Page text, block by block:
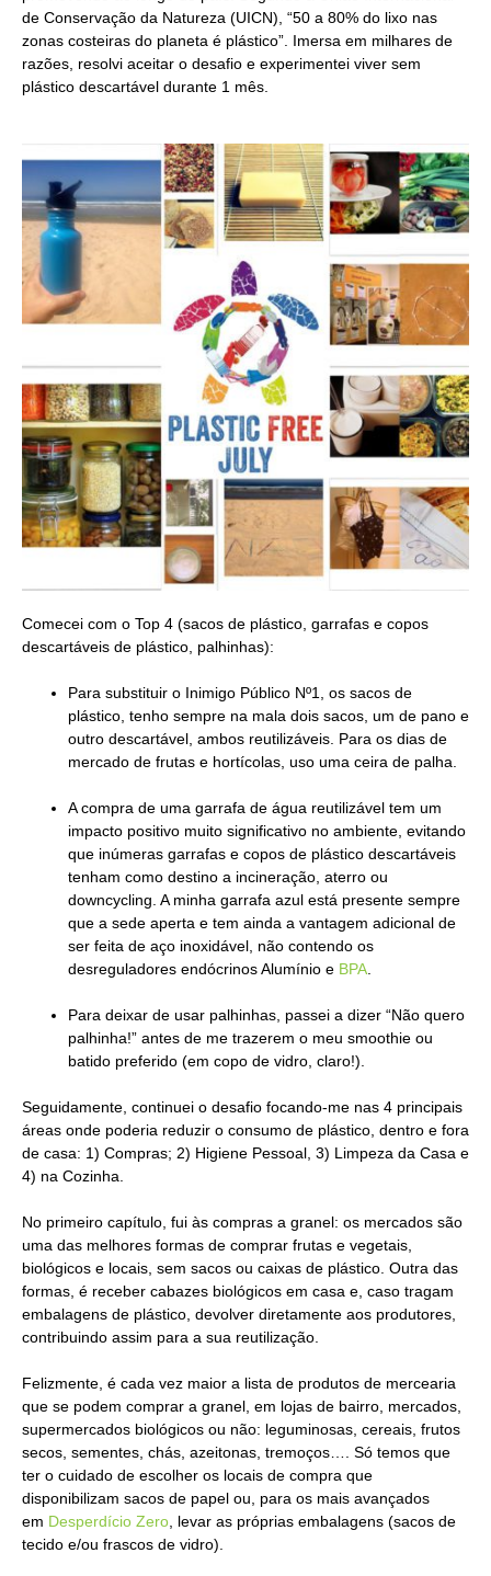
de Conservação da Natureza (UICN), “50 a 80% do lixo nas
zonas costeiras do planeta é plástico”. Imersa em milhares de
razões, resolvi aceitar o desafio e experimentei viver sem
plástico descartável durante 1 mês.
Comecei com o Top 4 (sacos de plástico, garrafas e copos
descartáveis de plástico, palhinhas):
Para substituir o Inimigo Público Nº1, os sacos de
plástico, tenho sempre na mala dois sacos, um de pano e
outro descartável, ambos reutilizáveis. Para os dias de
mercado de frutas e hortícolas, uso uma ceira de palha.
A compra de uma garrafa de água reutilizável tem um
impacto positivo muito significativo no ambiente, evitando
que inúmeras garrafas e copos de plástico descartáveis
tenham como destino a incineração, aterro ou
downcycling. A minha garrafa azul está presente sempre
que a sede aperta e tem ainda a vantagem adicional de
ser feita de aço inoxidável, não contendo os
desreguladores endócrinos Alumínio e BPA
Para deixar de usar palhinhas, passei a dizer “Não quero
palhinha!” antes de me trazerem o meu smoothie ou
batido preferido (em copo de vidro, claro!).
Seguidamente, continuei o desafio focando-me nas 4 principais
áreas onde poderia reduzir o consumo de plástico, dentro e fora
de casa: 1) Compras; 2) Higiene Pessoal, 3) Limpeza da Casa e
4) na Cozinha.
No primeiro capítulo, fui às compras a granel: os mercados são
uma das melhores formas de comprar frutas e vegetais,
biológicos e locais, sem sacos ou caixas de plástico. Outra das
formas, é receber cabazes biológicos em casa e, caso tragam
embalagens de plástico, devolver diretamente aos produtores,
contribuindo assim para a sua reutilização.
Felizmente, é cada vez maior a lista de produtos de mercearia
que se podem comprar a granel, em lojas de bairro, mercados,
supermercados biológicos ou não: leguminosas, cereais, frutos
secos, sementes, chás, azeitonas, tremoços…. Só temos que
ter o cuidado de escolher os locais de compra que
disponibilizam sacos de papel ou, para os mais avançados
em Desperdício Zero , levar as próprias embalagens (sacos de
tecido e/ou frascos de vidro).